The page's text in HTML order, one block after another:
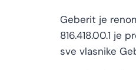
Geberit je
816.418.00.1
sve vlasnike